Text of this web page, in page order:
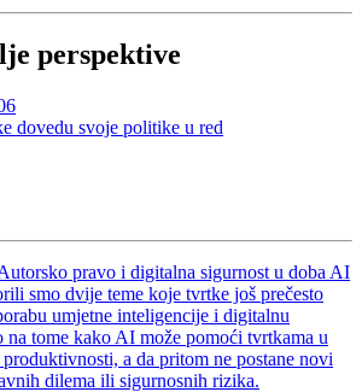
perspektive
dovedu svoje politike u red
pravo i digitalna sigurnost u doba AI
smo dvije teme koje tvrtke još prečesto
umjetne inteligencije i digitalnu
na tome kako AI može pomoći tvrtkama u
a da pritom ne postane novi
dilema ili sigurnosnih rizika.